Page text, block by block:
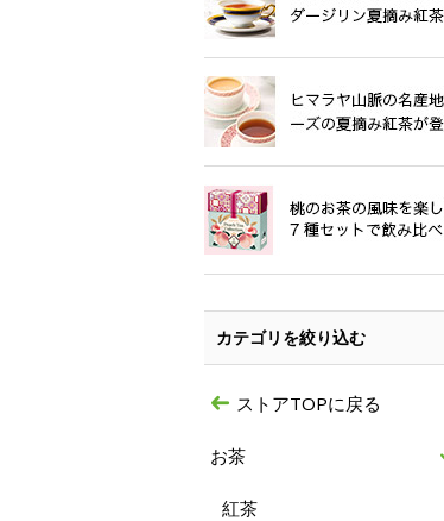
カテゴリを絞り込む
ストアTOPに戻る
お茶
紅茶